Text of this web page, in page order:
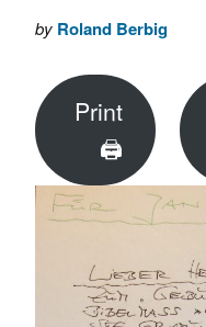
by Roland Berbig
Print
🖨